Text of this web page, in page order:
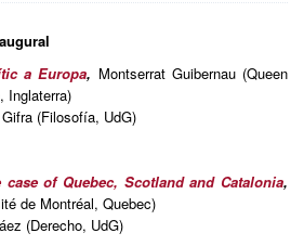
a Europa, Montserrat Guibernau (Queen
Inglaterra)
(Filosofía, UdG)
of Quebec, Scotland and Catalonia,
de Montréal, Quebec)
(Derecho, UdG)